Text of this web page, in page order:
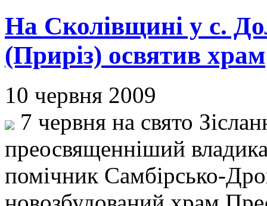
На Сколівщині у с.
(Приріз) освятив храм
10 червня 2009
7 червня на свято
преосвященніший
помічник Самбірсько-